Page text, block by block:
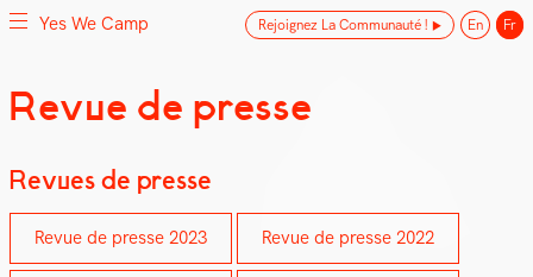
Skip
toYes We Camp
Utilisation inventive des espaces disponibles
Revue de presse
Revues de presse
Revue de presse 2023 Revue de presse 2022
Yes We Camp Rejoignez La Communauté ! En Fr